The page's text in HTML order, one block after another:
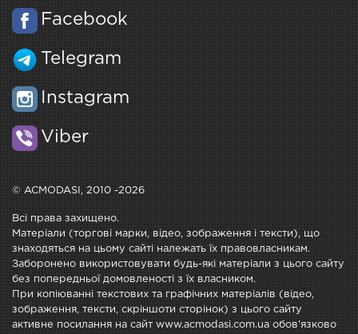
Facebook
Telegram
Instagram
Viber
© ACMODASI, 2010 -2026
Всі права захищено.
Матеріали (торгові марки, відео, зображення і тексти), що
знаходяться на цьому сайті належать їх правовласникам.
Заборонено використовувати будь-які матеріали з цього сайту
без попередньої домовленості з їх власником.
При копіюванні текстових та графічних матеріалів (відео,
зображення, тексти, скріншоти сторінок) з цього сайту
активне посилання на сайт www.acmodasi.com.ua обов'язково